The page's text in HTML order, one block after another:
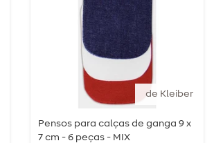
de Kleiber
Pensos para calças de ganga 9 x
7 cm - 6 peças - MIX